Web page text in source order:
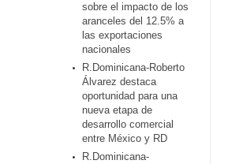
sobre el impacto de los
aranceles del 12.5% a
las exportaciones
nacionales
R.Dominicana-Roberto
Álvarez destaca
oportunidad para una
nueva etapa de
desarrollo comercial
entre México y RD
R.Dominicana-